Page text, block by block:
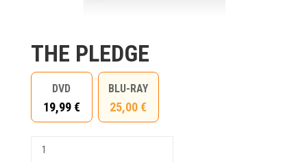
THE PLEDGE
DVD
19,99 €
BLU-RAY
25,00 €